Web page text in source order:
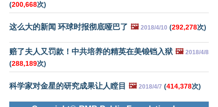
(200,668次)
这么大的新闻 环球时报彻底哑巴了 🖼️ 2018/4/10 (292,278次)
赔了夫人又罚款！中共培养的精英在美锒铛入狱 🖼️ 2018/4/8
(288,189次)
科学家对金星的研究成果让人瞠目 🖼️ 2018/4/7 (414,378次)